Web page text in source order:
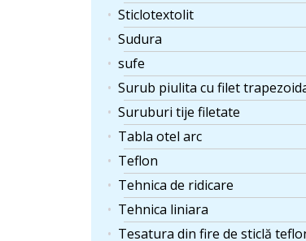
Sticlotextolit
Sudura
sufe
Surub piulita cu filet
Suruburi tije filetate
Tabla otel arc
Teflon
Tehnica de ridicare
Tehnica liniara
Tesatura din fire de sticlă